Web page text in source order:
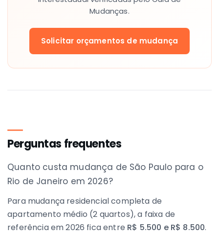
Mudanças.
Solicitar orçamentos de mudança
Perguntas frequentes
Quanto custa mudança de São Paulo para o
Rio de Janeiro em 2026?
Para mudança residencial completa de
apartamento médio (2 quartos), a faixa de
referência em 2026 fica entre R$ 5.500 e R$ 8.500.